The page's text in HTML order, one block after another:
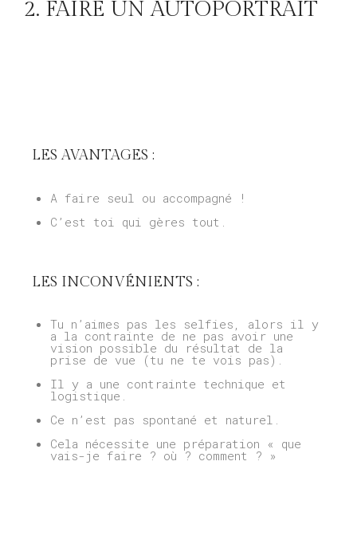
2. FAIRE UN AUTOPORTRAIT
LES AVANTAGES :
A faire seul ou accompagné !
C’est toi qui gères tout.
LES INCONVÉNIENTS :
Tu n’aimes pas les selfies, alors il y
a la contrainte de ne pas avoir une
vision possible du résultat de la
prise de vue (tu ne te vois pas).
Il y a une contrainte technique et
logistique.
Ce n’est pas spontané et naturel.
Cela nécessite une préparation « que
vais-je faire ? où ? comment ? »